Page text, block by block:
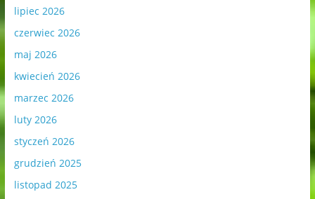
lipiec 2026
czerwiec 2026
maj 2026
kwiecień 2026
marzec 2026
luty 2026
styczeń 2026
grudzień 2025
listopad 2025